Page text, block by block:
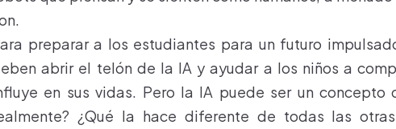
preparar a los estudiantes para un futuro
abrir el telón de la IA y ayudar a los niños a
en sus vidas. Pero la IA puede ser un concepto
¿Qué la hace diferente de todas las